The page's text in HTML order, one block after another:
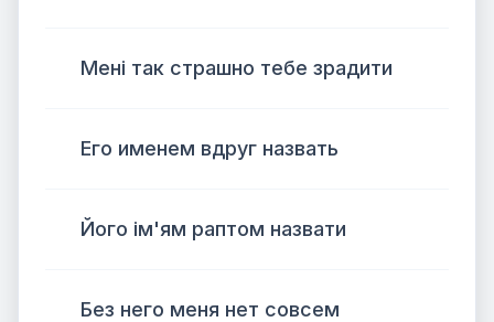
Мені так страшно тебе зрадити
Его именем вдруг назвать
Його ім'ям раптом назвати
Без него меня нет совсем